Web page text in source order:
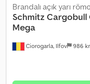
Ciorogarla, Ilfov 986
Brandalı açık yarı
Schmitz Cargobull
Mega